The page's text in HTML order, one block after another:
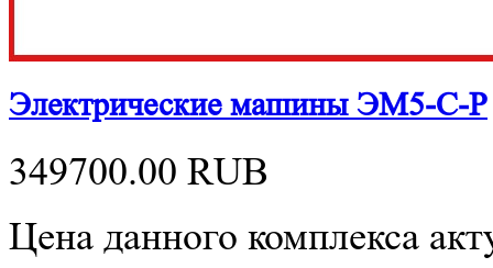
Электрические машины ЭМ5-С-Р
349700.00 RUB
Цена данного комплекса